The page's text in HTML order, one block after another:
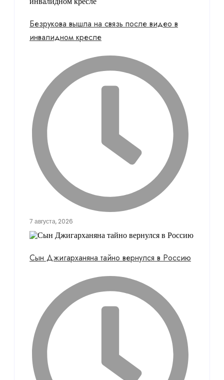
Безрукова вышла на связь после видео в
инвалидном кресле
7 августа, 2026
Сын Джигарханяна тайно вернулся в Россию